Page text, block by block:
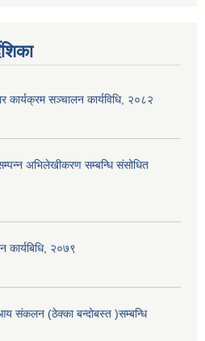
कार्यक्रम सञ्चालन कार्यविधि, २०८२
अभिलेखीकरण सम्बन्धि संसोधित
कार्यबिधि, २०७९
संकलन (ठेक्का बन्दोबस्त )सम्बन्धि